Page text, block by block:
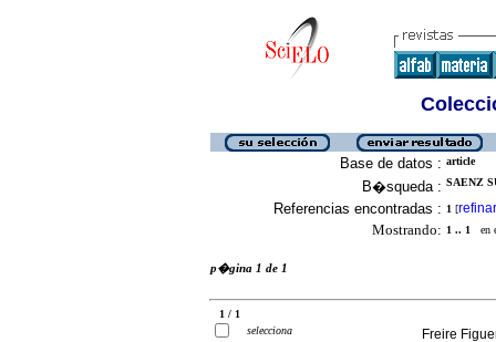
Base de datos : article
B�squeda : SAENZ
Referencias encontradas : 1 [refinar
Mostrando: 1 .. 1 en
p�gina 1 de 1
1 / 1
selecciona
Freire